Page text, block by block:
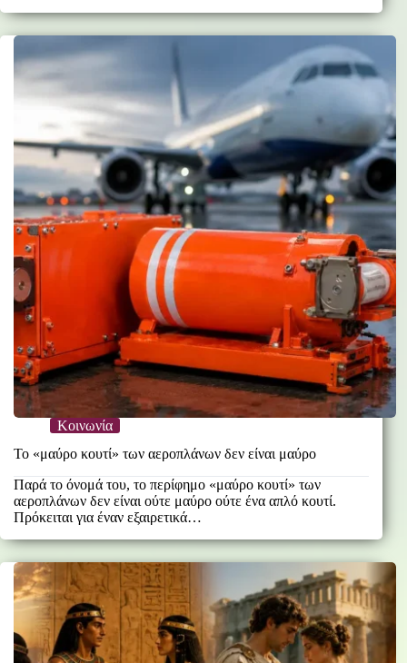
Κοινωνία
Το «μαύρο κουτί» των αεροπλάνων δεν είναι μαύρο
Παρά το όνομά του, το περίφημο «μαύρο κουτί» των
αεροπλάνων δεν είναι ούτε μαύρο ούτε ένα απλό κουτί.
Πρόκειται για έναν εξαιρετικά…